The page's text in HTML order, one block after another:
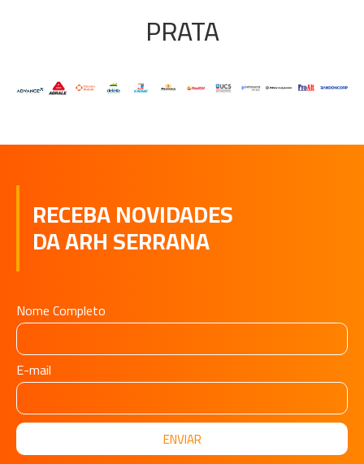
PRATA
RECEBA NOVIDADES
DA ARH SERRANA
Nome Completo
E-mail
ENVIAR